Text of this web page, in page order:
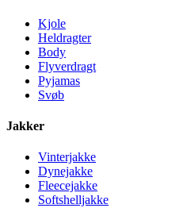
Kjole
Heldragter
Body
Flyverdragt
Pyjamas
Svøb
Jakker
Vinterjakke
Dynejakke
Fleecejakke
Softshelljakke